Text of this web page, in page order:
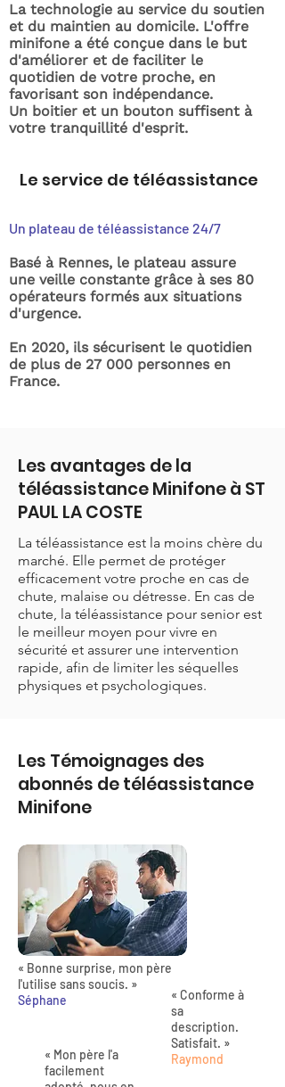
La technologie au service du soutien
et du maintien au domicile. L'offre
minifone a été conçue dans le but
d'améliorer et de faciliter le
quotidien de votre proche, en
favorisant son indépendance.
Un boitier et un bouton suffisent à
votre tranquillité d'esprit.
Le service de téléassistance
Un plateau de téléassistance 24/7
Basé à Rennes, le plateau assure
une veille constante grâce à ses 80
opérateurs formés aux situations
d'urgence.
En 2020, ils sécurisent le quotidien
de plus de 27 000 personnes en
France.
Les avantages de la
téléassistance Minifone à ST
PAUL LA COSTE
La téléassistance est la moins chère du
marché. Elle permet de protéger
efficacement votre proche en cas de
chute, malaise ou détresse. En cas de
chute, la téléassistance pour senior est
le meilleur moyen pour vivre en
sécurité et assurer une intervention
rapide, afin de limiter les séquelles
physiques et psychologiques.
Les Témoignages des
abonnés de téléassistance
Minifone
« Bonne surprise, mon père
l'utilise sans soucis. »
Séphane
« Mon père l'a
facilement
« Conforme à
sa
description.
Satisfait. »
Raymond